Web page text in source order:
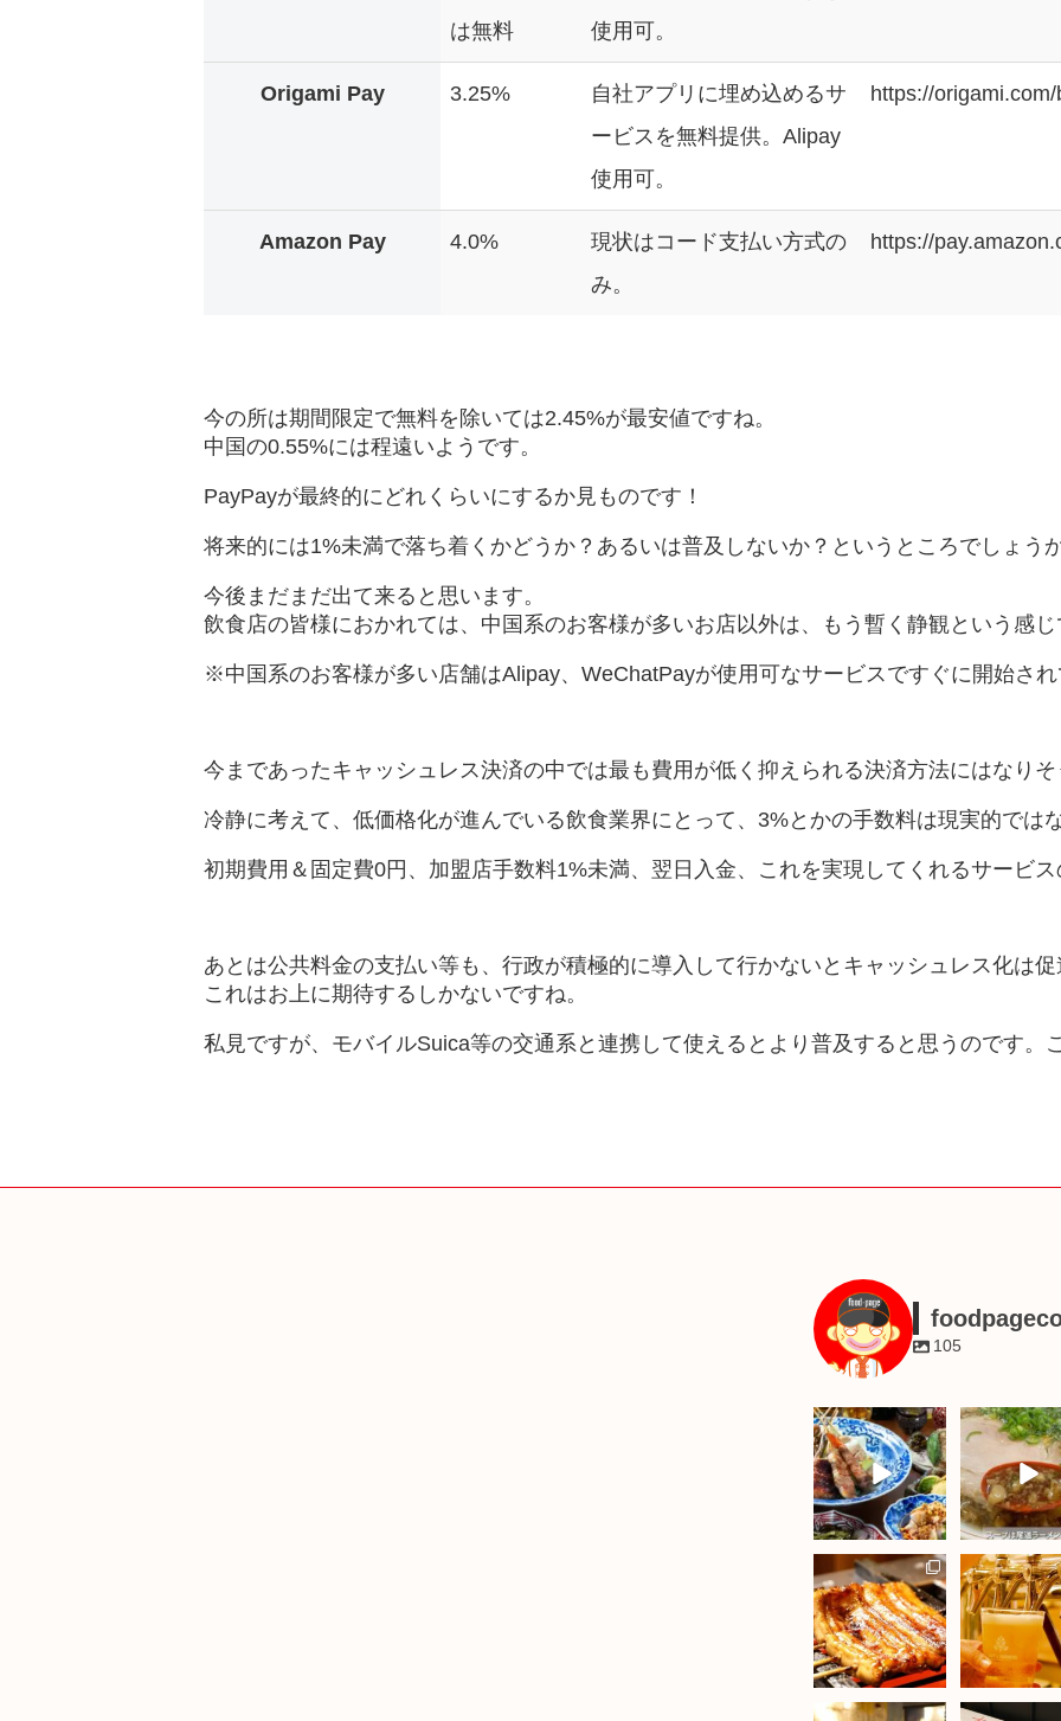
は無料
使用可。
Origami Pay 3.25%
自社アプリに埋め込めるサ
ービスを無料提供。Alipay
使用可。
https://
Amazon Pay 4.0%
現状はコード支払い方式の
み。
https://
今の所は期間限定で無料を除いては2.45%が最安値ですね。
中国の0.55%には程遠いようです。
PayPayが最終的にどれくらいにするか見ものです！
将来的には1%未満で落ち着くかどうか？あるいは普及しないか？というところでしょう
今後まだまだ出て来ると思います。
飲食店の皆様におかれては、中国系のお客様が多いお店以外は、もう暫く静観という感
※中国系のお客様が多い店舗はAlipay、WeChatPayが使用可なサービスですぐに開始さ
今まであったキャッシュレス決済の中では最も費用が低く抑えられる決済方法にはなり
冷静に考えて、低価格化が進んでいる飲食業界にとって、3%とかの手数料は現実的では
初期費用＆固定費0円、加盟店手数料1%未満、翌日入金、これを実現してくれるサービ
あとは公共料金の支払い等も、行政が積極的に導入して行かないとキャッシュレス化は
これはお上に期待するしかないですね。
私見ですが、モバイルSuica等の交通系と連携して使えるとより普及すると思うのです。
105